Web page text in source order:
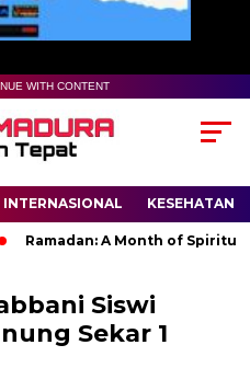
WITH CONTENT
INTERNASIONAL KESEHATAN
A Month of Spiritual
Siswi
Sekar 1